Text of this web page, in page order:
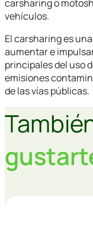
carsharing o
vehículos.
El carsharing es
aumentar e
principales del uso
emisiones
de las vías públicas.